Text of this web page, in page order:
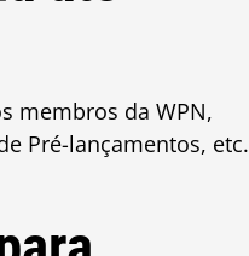
membros da WPN,
Pré-lançamentos, etc.